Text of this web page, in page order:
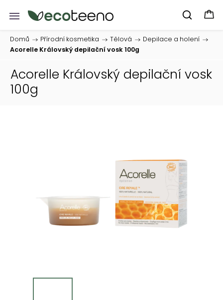
Domů / Přírodní kosmetika / Tělová / Depilace a holení /
Acorelle Královský depilační vosk 100g
Acorelle Královský depilační vosk
100g